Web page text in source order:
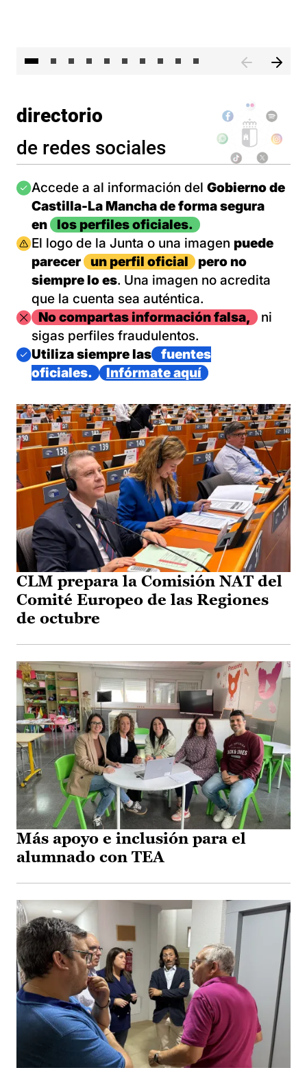
directorio
de redes sociales
Imagen
Accede a al información del Gobierno de
Castilla-La Mancha de forma segura
en
los perfiles oficiales.
Imagen
El logo de la Junta o una imagen puede
parecer
un perfil oficial
pero no
siempre lo es. Una imagen no acredita
que la cuenta sea auténtica.
ImagenNo compartas información falsa,
ni
sigas perfiles fraudulentos.
Imagen
Utiliza siempre las
fuentes
oficiales.
Infórmate aquí
CLM prepara la Comisión NAT del
Comité Europeo de las Regiones
de octubre
Más apoyo e inclusión para el
alumnado con TEA